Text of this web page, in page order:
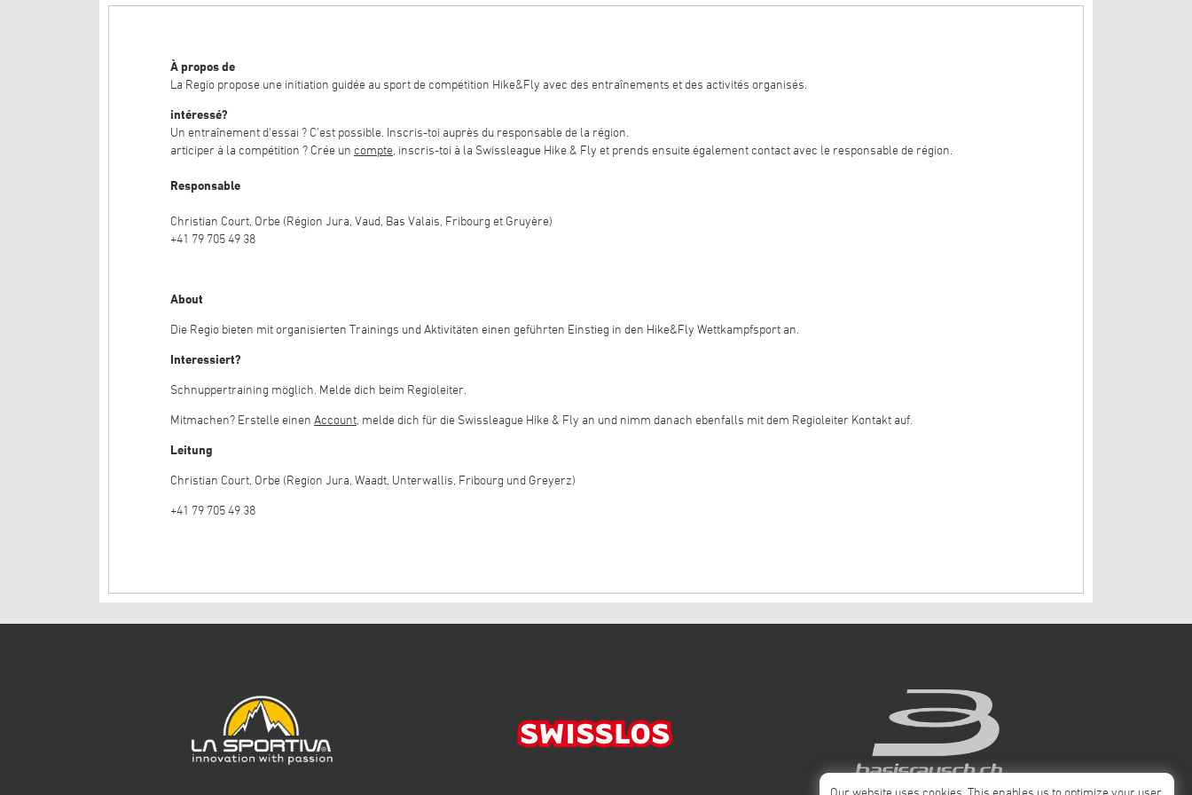
À propos de
La Regio propose une initiation guidée au sport de compétition Hike&Fly avec des entraînements et des activités organisés.
intéressé?
Un entraînement d'essai ? C'est possible. Inscris-toi auprès du responsable de la région.
articiper à la compétition ? Crée un compte , inscris-toi à la Swissleague Hike & Fly et prends ensuite également contact avec le responsable de région.
Responsable
Christian Court, Orbe (Région Jura, Vaud, Bas Valais, Fribourg et Gruyère)
+41 79 705 49 38
About
Die Regio bieten mit organisierten Trainings und Aktivitäten einen geführten Einstieg in den Hike&Fly Wettkampfsport an.
Interessiert?
Schnuppertraining möglich. Melde dich beim Regioleiter.
Mitmachen? Erstelle einen Account , melde dich für die Swissleague Hike & Fly an und nimm danach ebenfalls mit dem Regioleiter Kontakt auf.
Leitung
Christian Court, Orbe (Region Jura, Waadt, Unterwallis, Fribourg und Greyerz)
+41 79 705 49 38
Our website uses cookies. This enables us to optimize your user